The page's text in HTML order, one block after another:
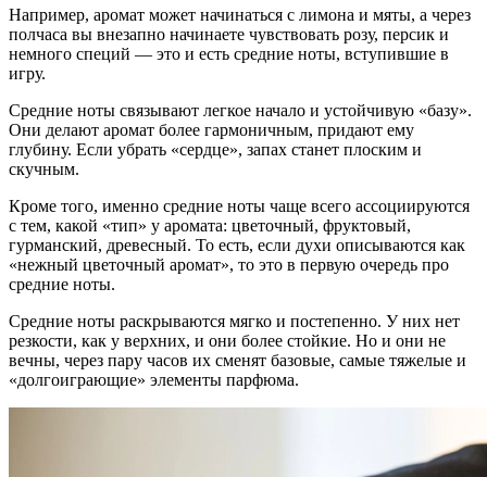
Например, аромат может начинаться с лимона и мяты, а через
полчаса вы внезапно начинаете чувствовать розу, персик и
немного специй — это и есть средние ноты, вступившие в
игру.
Средние ноты связывают легкое начало и устойчивую «базу».
Они делают аромат более гармоничным, придают ему
глубину. Если убрать «сердце», запах станет плоским и
скучным.
Кроме того, именно средние ноты чаще всего ассоциируются
с тем, какой «тип» у аромата: цветочный, фруктовый,
гурманский, древесный. То есть, если духи описываются как
«нежный цветочный аромат», то это в первую очередь про
средние ноты.
Средние ноты раскрываются мягко и постепенно. У них нет
резкости, как у верхних, и они более стойкие. Но и они не
вечны, через пару часов их сменят базовые, самые тяжелые и
«долгоиграющие» элементы парфюма.